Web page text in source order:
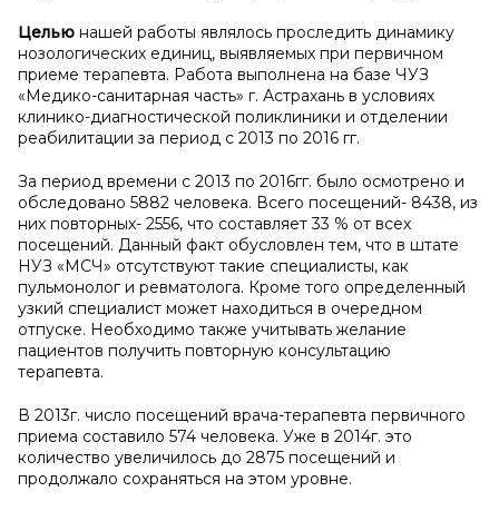
Целью нашей работы являлось проследить динамику
нозологических единиц, выявляемых при первичном
приеме терапевта. Работа выполнена на базе ЧУЗ
«Медико-санитарная часть» г. Астрахань в условиях
клинико-диагностической поликлиники и отделении
реабилитации за период с 2013 по 2016 гг.
За период времени с 2013 по 2016гг. было осмотрено и
обследовано 5882 человека. Всего посещений- 8438, из
них повторных- 2556, что составляет 33 % от всех
посещений. Данный факт обусловлен тем, что в штате
НУЗ «МСЧ» отсутствуют такие специалисты, как
пульмонолог и ревматолога. Кроме того определенный
узкий специалист может находиться в очередном
отпуске. Необходимо также учитывать желание
пациентов получить повторную консультацию
терапевта.
В 2013г. число посещений врача-терапевта первичного
приема составило 574 человека. Уже в 2014г. это
количество увеличилось до 2875 посещений и
продолжало сохраняться на этом уровне.